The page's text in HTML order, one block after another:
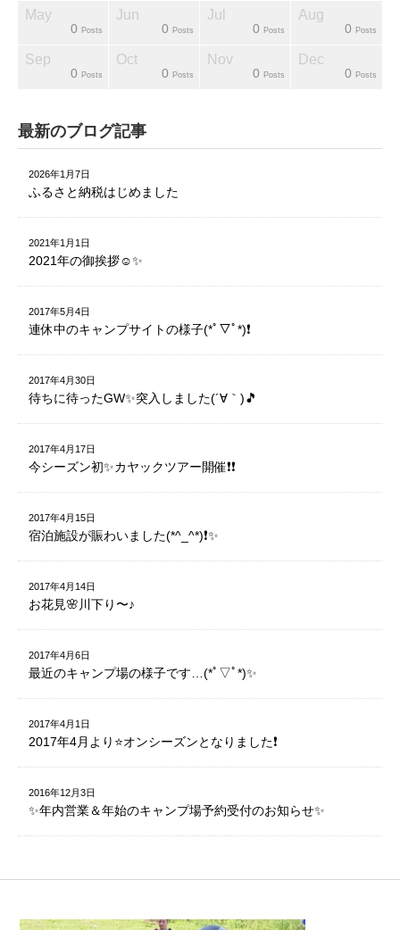
May
0 Posts
Jun
0 Posts
Jul
0 Posts
Aug
0 Posts
Sep
0 Posts
Oct
0 Posts
Nov
0 Posts
Dec
0 Posts
最新のブログ記事
2026年1月7日
ふるさと納税はじめました
2021年1月1日
2021年の御挨拶☺️✨
2017年5月4日
連休中のキャンプサイトの様子(*ﾟ▽ﾟ*)❗️
2017年4月30日
待ちに待ったGW✨突入しました(´∀｀)🎵
2017年4月17日
今シーズン初✨カヤックツアー開催❗️❗️
2017年4月15日
宿泊施設が賑わいました(*^_^*)❗️✨
2017年4月14日
お花見🌸川下り〜♪
2017年4月6日
最近のキャンプ場の様子です…(*ﾟ▽ﾟ*)✨
2017年4月1日
2017年4月より⭐️オンシーズンとなりました❗️
2016年12月3日
✨年内営業＆年始のキャンプ場予約受付のお知らせ✨